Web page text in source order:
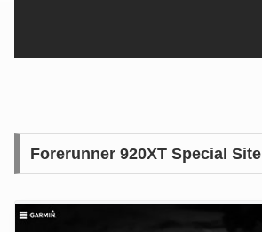
Forerunner 920XT Special Site